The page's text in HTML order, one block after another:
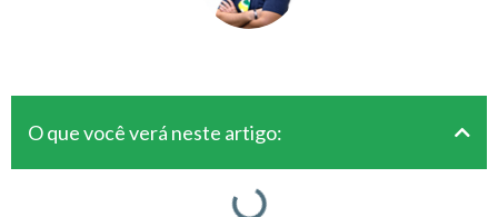
O que você verá neste artigo: